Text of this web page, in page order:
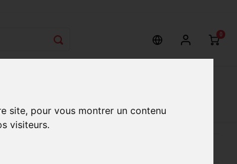
site, pour vous montrer un contenu
visiteurs.
0